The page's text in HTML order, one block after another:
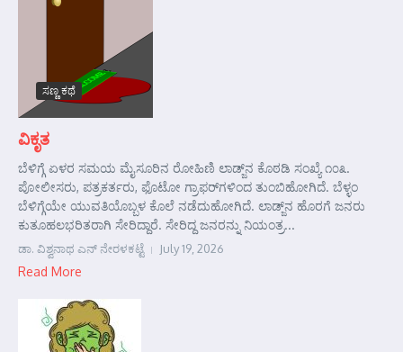
ಸಣ್ಣ ಕಥೆ
ವಿಕೃತ
ಬೆಳಿಗ್ಗೆ ಏಳರ ಸಮಯ ಮೈಸೂರಿನ ರೋಹಿಣಿ ಲಾಡ್ಜ್‌ನ ಕೊಠಡಿ ಸಂಖ್ಯೆ ೧೦೩.
ಪೋಲೀಸರು, ಪತ್ರಕರ್ತರು, ಫೊಟೋ ಗ್ರಾಫರ್‌ಗಳಿಂದ ತುಂಬಿಹೋಗಿದೆ. ಬೆಳ್ಳಂ
ಬೆಳಿಗ್ಗೆಯೇ ಯುವತಿಯೊಬ್ಬಳ ಕೊಲೆ ನಡೆದುಹೋಗಿದೆ. ಲಾಡ್ಜ್‌ನ ಹೊರಗೆ ಜನರು
ಕುತೂಹಲಭರಿತರಾಗಿ ಸೇರಿದ್ದಾರೆ. ಸೇರಿದ್ದ ಜನರನ್ನು ನಿಯಂತ್ರ...
ಡಾ. ವಿಶ್ವನಾಥ ಎನ್ ನೇರಳಕಟ್ಟೆ July 19, 2026
Read More